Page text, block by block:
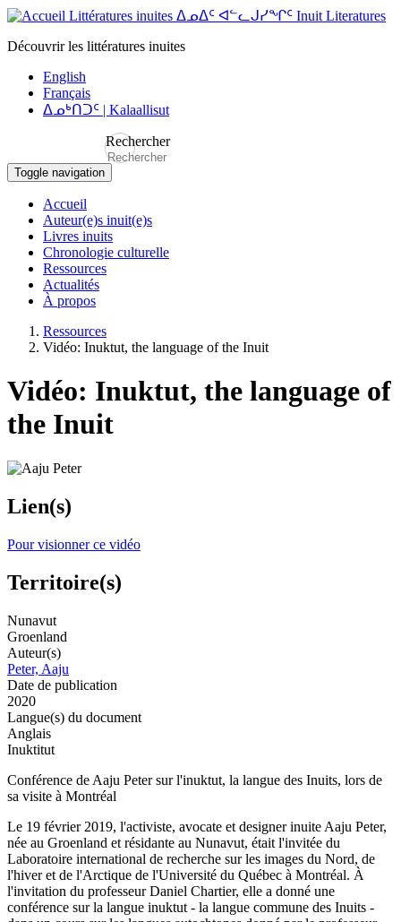
Aller
contenu
Littératures inuites ᐃᓄᐃᑦ ᐊᓪᓚᒍᓯᖏᑦ Inuit Literatures
Découvrir les littératures inuites
English
Français
ᐃᓄᒃᑎᑐᑦ | Kalaallisut
Rechercher
principale
Toggle navigation
Accueil
Auteur(e)s inuit(e)s
Livres inuits
Chronologie culturelle
Ressources
Actualités
À propos
Ressources
Vidéo: Inuktut, the language of the Inuit
Vidéo: Inuktut, the language of
the Inuit
Lien(s)
Pour visionner ce vidéo
Territoire(s)
Nunavut
Groenland
Auteur(s)
Peter, Aaju
Date de publication
2020
Langue(s) du document
Anglais
Inuktitut
Conférence de Aaju Peter sur l'inuktut, la langue des Inuits, lors de
sa visite à Montréal
Le 19 février 2019, l'activiste, avocate et designer inuite Aaju Peter,
née au Groenland et résidante au Nunavut, était l'invitée du
Laboratoire international de recherche sur les images du Nord, de
l'hiver et de l'Arctique de l'Université du Québec à Montréal. À
l'invitation du professeur Daniel Chartier, elle a donné une
conférence sur la langue inuktut - la langue commune des Inuits -